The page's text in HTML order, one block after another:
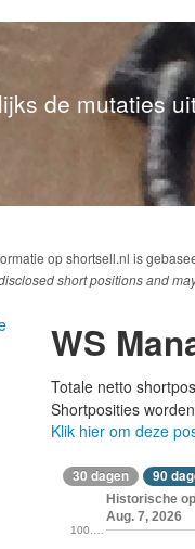
de mutaties
op shortsell.nl is
short positions and
WS
Totale netto
Shortposities
Klik hier om deze
30 dagen 90
Historische
Aug. 7, 2026
100.…